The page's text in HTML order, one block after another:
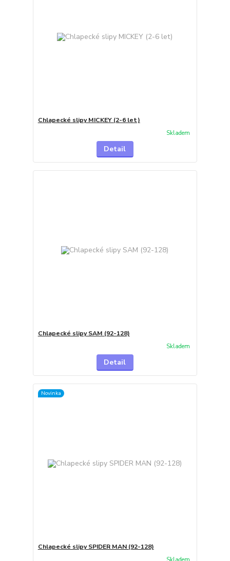
Chlapecké slipy MICKEY (2-6 let)
Skladem
Detail
Chlapecké slipy SAM (92-128)
Skladem
Detail
Novinka
Chlapecké slipy SPIDER MAN (92-128)